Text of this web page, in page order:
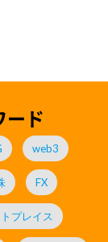
ード
web3
FX
プレイス